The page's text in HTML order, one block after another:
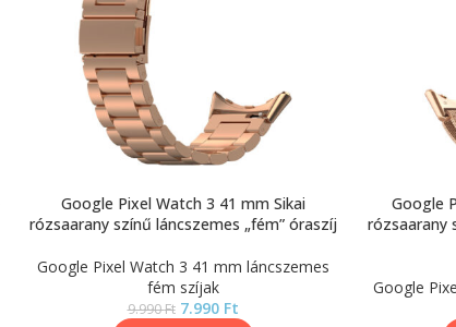
Google Pixel Watch 3 41 mm Sikai
rózsaarany színű láncszemes „fém” óraszíj
Google Pixel Watch 3 41 mm láncszemes
fém szíjak
9.990Ft 7.990 Ft
Google
rózsaarany
Google